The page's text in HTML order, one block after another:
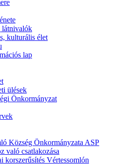
látnivalók
kulturális élet
lap
ülések
Önkormányzat
Község Önkormányzata ASP
való csatlakozása
korszerűsítés Vértessomlón